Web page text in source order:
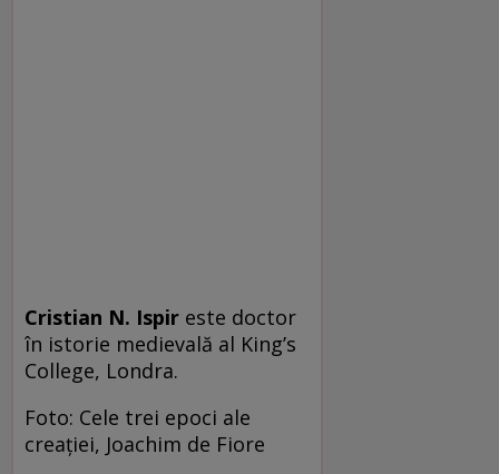
Cristian N. Ispir este doctor
în istorie medievală al King’s
College, Londra.
Foto: Cele trei epoci ale
creaţiei, Joachim de Fiore